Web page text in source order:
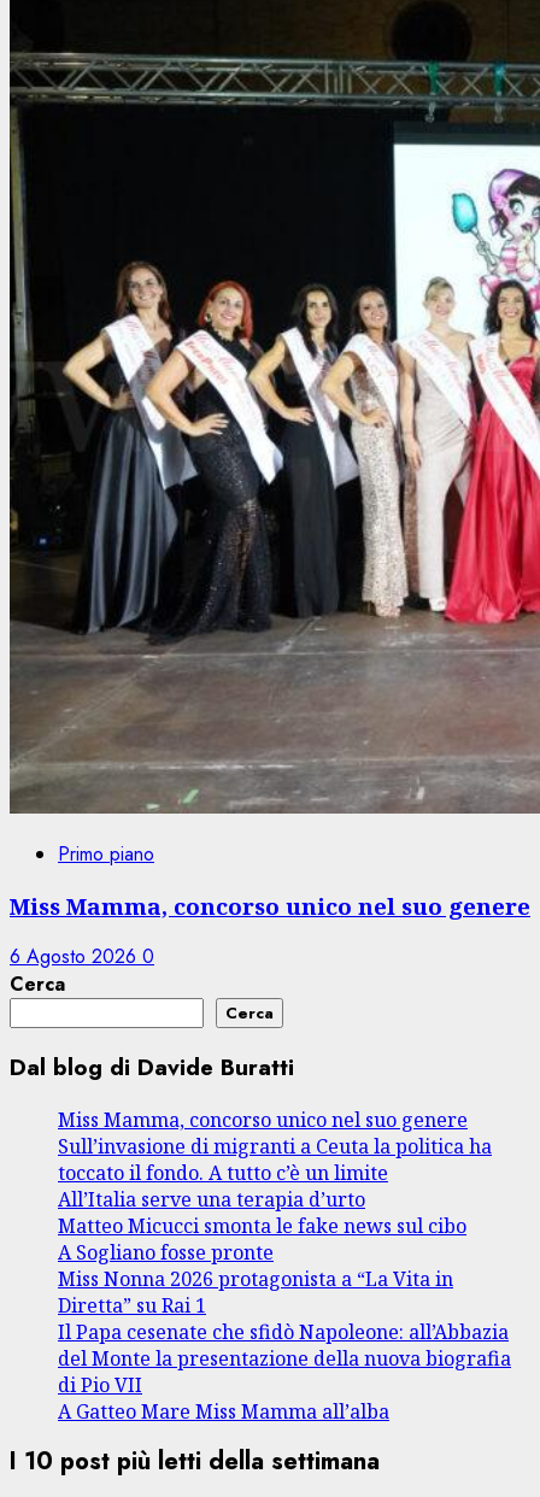
Primo piano
Miss Mamma, concorso unico nel suo genere
6 Agosto 2026 0
Cerca
Cerca
Dal blog di Davide Buratti
Miss Mamma, concorso unico nel suo genere
Sull’invasione di migranti a Ceuta la politica ha
toccato il fondo. A tutto c’è un limite
All’Italia serve una terapia d’urto
Matteo Micucci smonta le fake news sul cibo
A Sogliano fosse pronte
Miss Nonna 2026 protagonista a “La Vita in
Diretta” su Rai 1
Il Papa cesenate che sfidò Napoleone: all’Abbazia
del Monte la presentazione della nuova biografia
di Pio VII
A Gatteo Mare Miss Mamma all’alba
I 10 post più letti della settimana